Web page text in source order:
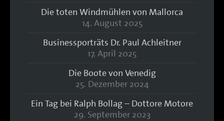
Die toten Windmühlen von Mallorca
14. August 2025
Businessporträts Dr. Paul Achleitner
17. April 2025
Die Boote von Venedig
25. Dezember 2024
Ein Tag bei Ralph Bollag – Dottore Motore
29. September 2023